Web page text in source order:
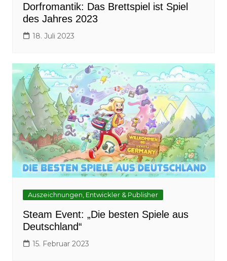
Dorfromantik: Das Brettspiel ist Spiel
des Jahres 2023
18. Juli 2023
Auszeichnungen, Entwickler & Publisher
Steam Event: „Die besten Spiele aus
Deutschland“
15. Februar 2023